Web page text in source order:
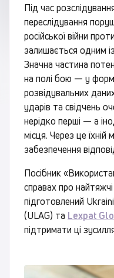
Під час
переслідування
російської війни
залишається одним
Значна частина
на полі бою — у
розвідувальних
ударів та свідчень
нерідко перші — а
місця. Через це
забезпечення
Посібник
справах про
підготовлений
(ULAG) та Lexpat
підтримати ці